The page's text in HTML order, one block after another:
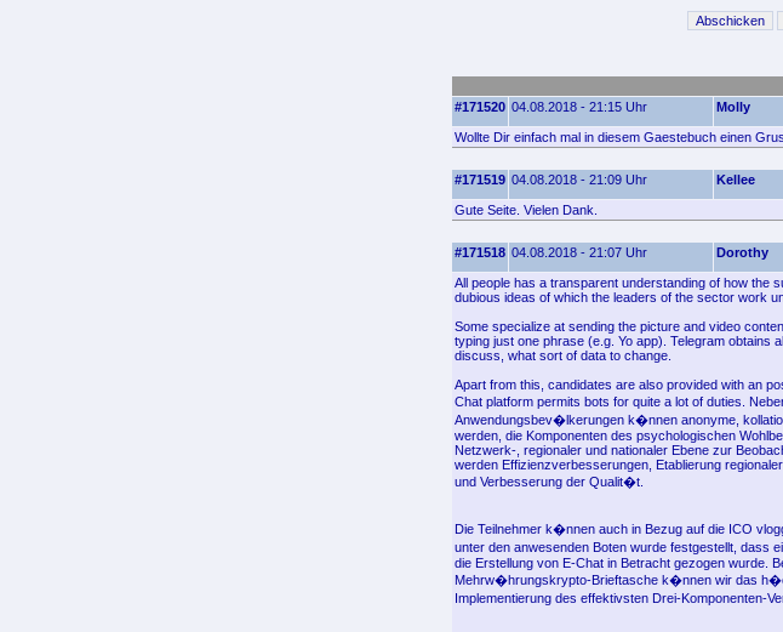
#171520 04.08.2018 - 21:15 Uhr Molly
Wollte Dir einfach mal in diesem Gaestebuch einen
#171519 04.08.2018 - 21:09 Uhr Kellee
Gute Seite. Vielen Dank.
#171518 04.08.2018 - 21:07 Uhr Dorothy
All people has a transparent understanding of how the
dubious ideas of which the leaders of the sector work
Some specialize at sending the picture and video
typing just one phrase (e.g. Yo app). Telegram obtains
discuss, what sort of data to change.
Apart from this, candidates are also provided with an
Chat platform permits bots for quite a lot of duties.
Anwendungsbev�lkerungen k�nnen anonyme,
werden, die Komponenten des psychologischen
Netzwerk-, regionaler und nationaler Ebene zur
werden Effizienzverbesserungen, Etablierung
und Verbesserung der Qualit�t.
Die Teilnehmer k�nnen auch in Bezug auf die ICO
unter den anwesenden Boten wurde festgestellt, dass
die Erstellung von E-Chat in Betracht gezogen wurde.
Mehrw�hrungskrypto-Brieftasche k�nnen wir das
Implementierung des effektivsten Drei-Komponenten-